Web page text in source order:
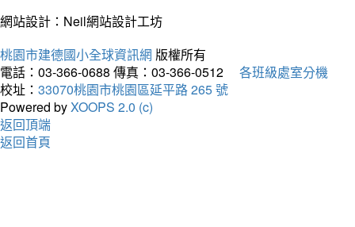
網站設計：Neil網站設計工坊
桃園市建德國小全球資訊網 版權所有
電話：03-366-0688 傳真：03-366-0512
各班級處室分機
校址： 33070桃園市桃園區延平路 265 號
Powered byXOOPS 2.0 (c)
返回頂端
返回首頁